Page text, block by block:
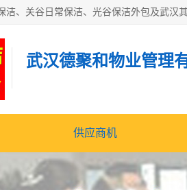
武汉德聚和物业管理
供应商机